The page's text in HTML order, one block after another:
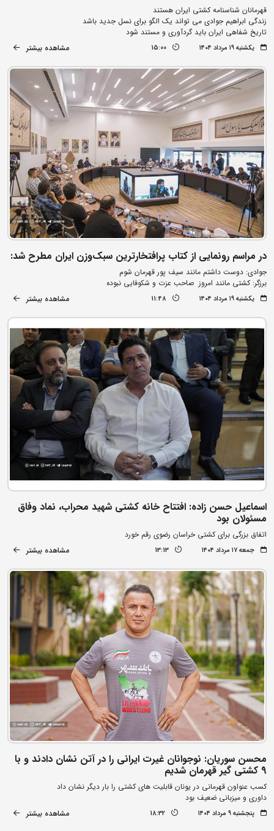
قهرمانان شناسنامه کشتی ایران هستند
زندگی ابراهیم جوادی می تواند یک الگو برای نسل جدید باشد
تاریخ شفاهی ایران باید گردآوری و مستند شود
یکشنبه ۱۹ مرداد ۱۴۰۴ 15:00 مشاهده بیشتر
در مراسم رونمایی از کتاب پرافتخارترین سبک‌وزن ایران مطرح شد:
جوادی: دوست داشتم مانند سیف پور قهرمان شوم
برزگر: کشتی مانند امروز صاحب عزت و شکوفایی نبوده
یکشنبه ۱۹ مرداد ۱۴۰۴ 11:48 مشاهده بیشتر
اسماعیل حسن زاده: افتتاح خانه کشتی شهید محراب، نماد وفاق
مسئولان بود
اتفاق بزرگی برای کشتی خراسان رضوی رقم خورد
جمعه ۱۷ مرداد ۱۴۰۴ 13:13 مشاهده بیشتر
محسن سوریان: نوجوانان غیرت ایرانی را در آتن نشان دادند و با
9 کشتی گیر قهرمان شدیم
کسب عنواون قهرمانی در یونان قابلیت های کشتی را بار دیگر نشان داد
داوری و میزبانی ضعیف بود
پنجشنبه ۹ مرداد ۱۴۰۴ 18:32 مشاهده بیشتر